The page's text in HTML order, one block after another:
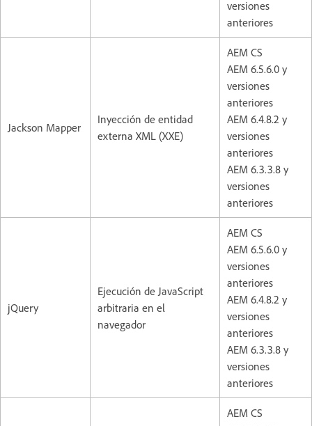
versiones
anteriores
Jackson Mapper
Inyección de entidad
externa XML (XXE)
AEM CS
AEM 6.5.6.0 y
versiones
anteriores
AEM 6.4.8.2 y
versiones
anteriores
AEM 6.3.3.8 y
versiones
anteriores
jQuery
Ejecución de JavaScript
arbitraria en el
navegador
AEM CS
AEM 6.5.6.0 y
versiones
anteriores
AEM 6.4.8.2 y
versiones
anteriores
AEM 6.3.3.8 y
versiones
anteriores
AEM CS